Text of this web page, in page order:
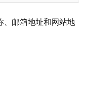
、邮箱地址和网站地